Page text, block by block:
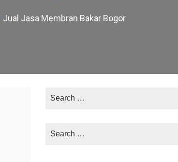
Jual Jasa Membran Bakar Bogor